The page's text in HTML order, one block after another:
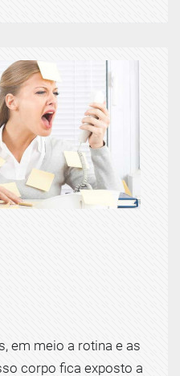
em meio a rotina e as
corpo fica exposto a